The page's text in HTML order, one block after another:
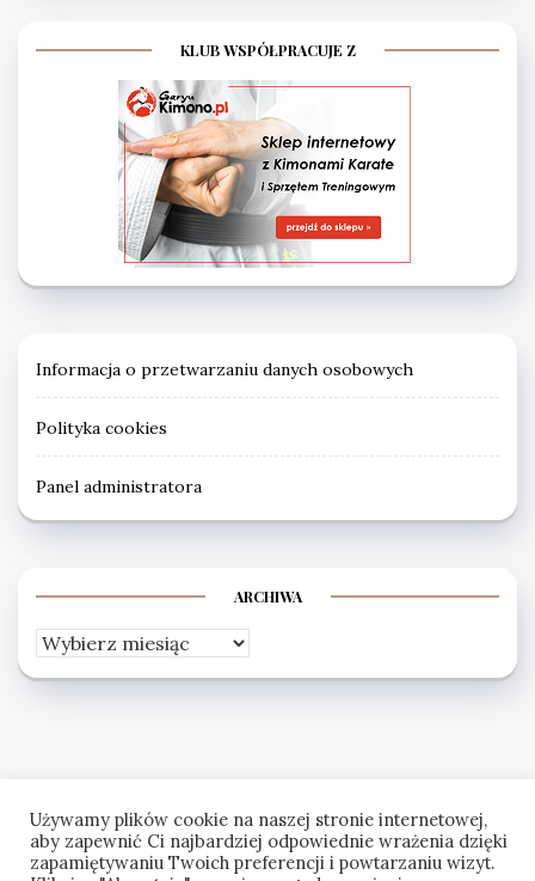
KLUB WSPÓŁPRACUJE Z
Informacja o przetwarzaniu danych osobowych
Polityka cookies
Panel administratora
ARCHIWA
Archiwa
Używamy plików cookie na naszej stronie internetowej,
aby zapewnić Ci najbardziej odpowiednie wrażenia dzięki
zapamiętywaniu Twoich preferencji i powtarzaniu wizyt.